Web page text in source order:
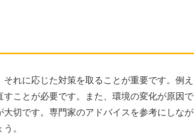
れに応じた対策を取ることが重要です。例え
ことが必要です。また、環境の変化が原因で
切です。専門家のアドバイスを参考にしなが
。